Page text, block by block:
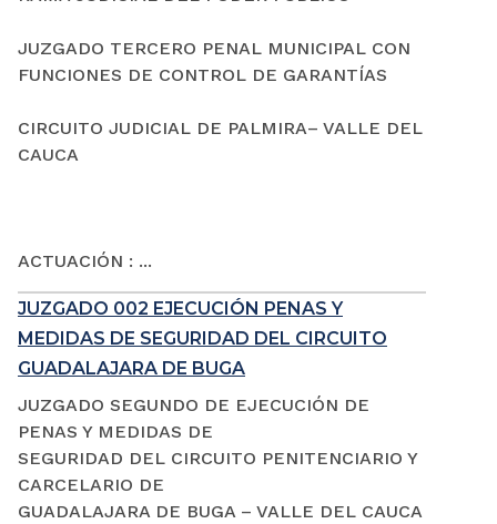
JUZGADO TERCERO PENAL MUNICIPAL CON
FUNCIONES DE CONTROL DE GARANTÍAS
CIRCUITO JUDICIAL DE PALMIRA– VALLE DEL
CAUCA
ACTUACIÓN : ...
JUZGADO 002 EJECUCIÓN PENAS Y
MEDIDAS DE SEGURIDAD DEL CIRCUITO
GUADALAJARA DE BUGA
JUZGADO SEGUNDO DE EJECUCIÓN DE
PENAS Y MEDIDAS DE
SEGURIDAD DEL CIRCUITO PENITENCIARIO Y
CARCELARIO DE
GUADALAJARA DE BUGA – VALLE DEL CAUCA